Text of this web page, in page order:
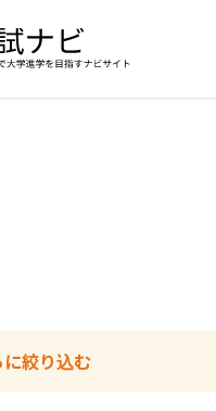
に絞り込む